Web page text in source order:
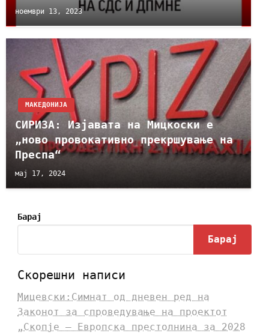
ноември 13, 2023
МАКЕДОНИЈА
СИРИЗА: Изјавата на Мицкоски е
„ново провокативно прекршување на
Преспа“
мај 17, 2024
Барај
Барај
Скорешни написи
Мицевски:Симнат од дневен ред на
Законот за спроведување на проектот
„Скопје – Европска престолнина за 2028